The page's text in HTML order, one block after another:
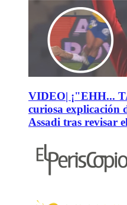
VIDEO| ¡"EHH...
curiosa explicación
Assadi tras revisar